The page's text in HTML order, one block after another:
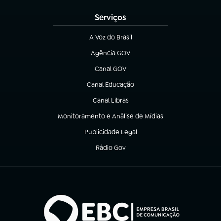
Serviços
A Voz do Brasil
(abre em nova aba)
Agência GOV
(abre em nova aba)
Canal GOV
(abre em nova aba)
Canal Educação
(abre em nova aba)
Canal Libras
(abre em nova aba)
Monitoramento e Análise de Mídias
(abre em nova aba)
Publicidade Legal
(abre em nova aba)
Rádio Gov
(abre em nova aba)